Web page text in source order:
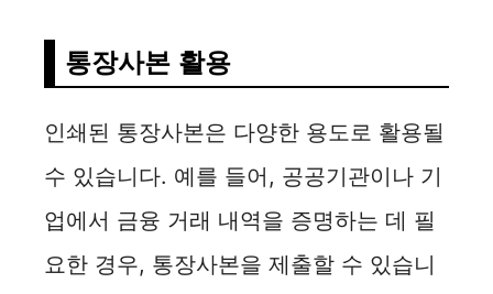
통장사본 활용
인쇄된 통장사본은 다양한 용도로 활용될
수 있습니다. 예를 들어, 공공기관이나 기
업에서 금융 거래 내역을 증명하는 데 필
요한 경우, 통장사본을 제출할 수 있습니